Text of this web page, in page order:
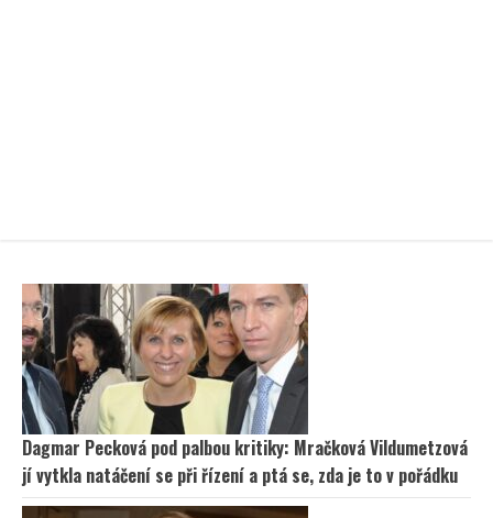
Dagmar Pecková pod palbou kritiky: Mračková Vildumetzová
jí vytkla natáčení se při řízení a ptá se, zda je to v pořádku